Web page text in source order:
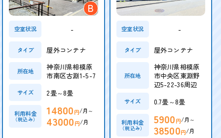
B
空室状況 -
タイプ 屋外コンテナ
所在地
神奈川県相模原
市南区古淵1-5-7
サイズ 2畳～8畳
利用料金
（税込み）
14800円/月～
43000円/月
空室状況 -
タイプ 屋外コンテナ
所在地
神奈川県相模原
市中央区東淵野
辺5-22-36周辺
サイズ 0.7畳～8畳
利用料金
（税込み）
5900円/月～
38500円/月